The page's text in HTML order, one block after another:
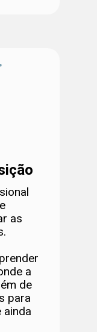
as
a
de
para
ainda